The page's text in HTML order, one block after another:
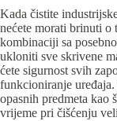
Kada čistite
nećete morati brinuti o
kombinaciji sa
ukloniti sve skrivene
ćete sigurnost svih
funkcioniranje
opasnih predmeta kao
vrijeme pri čišćenju